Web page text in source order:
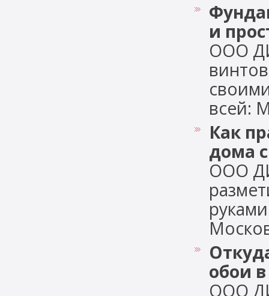
и
ООО
всей:
Как
дома
ООО
обои
ООО